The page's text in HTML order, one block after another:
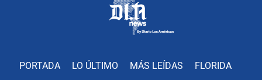
PORTADA LO ÚLTIMO MÁS LEÍDAS FLORIDA